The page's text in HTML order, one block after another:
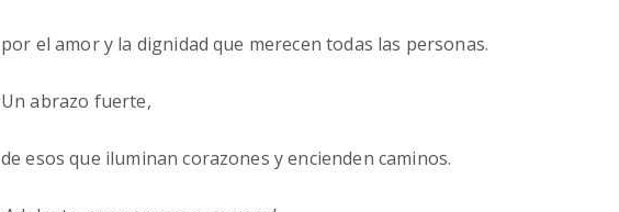
por el amor y la dignidad que merecen todas las personas.
Un abrazo fuerte,
de esos que iluminan corazones y encienden caminos.